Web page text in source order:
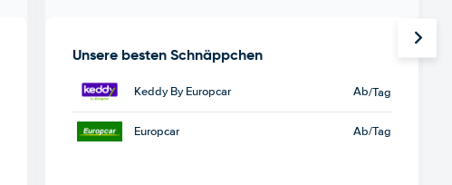
Unsere besten Schnäppchen
Keddy By Europcar Ab/Tag
Europcar Ab/Tag